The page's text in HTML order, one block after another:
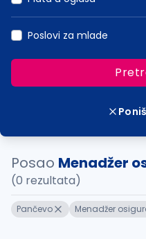
Poslovi za mlade
Posao Menadžer
(0 rezultata)
Pančevo Menadžer